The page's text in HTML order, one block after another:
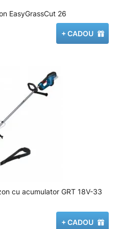
EasyGrassCut 26
+ CADOU
cu acumulator GRT 18V-33
+ CADOU